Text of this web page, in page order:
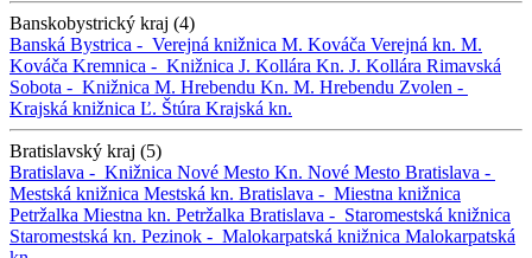
Banskobystrický kraj (4)
Banská Bystrica - Verejná knižnica M. Kováča Verejná kn. M.
Kováča Kremnica - Knižnica J. Kollára Kn. J. Kollára Rimavská
Sobota - Knižnica M. Hrebendu Kn. M. Hrebendu Zvolen -
Krajská knižnica Ľ. Štúra Krajská kn.
Bratislavský kraj (5)
Bratislava - Knižnica Nové Mesto Kn. Nové Mesto Bratislava -
Mestská knižnica Mestská kn. Bratislava - Miestna knižnica
Petržalka Miestna kn. Petržalka Bratislava - Staromestská knižnica
Staromestská kn. Pezinok - Malokarpatská knižnica Malokarpatská